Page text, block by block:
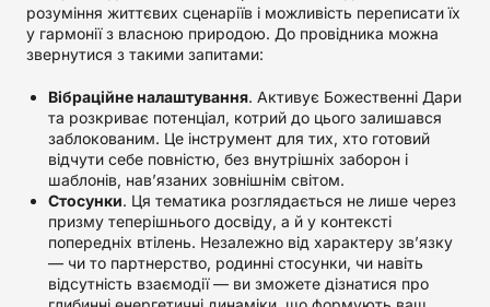
розуміння життєвих сценаріїв і можливість переписати їх
у гармонії з власною природою. До провідника можна
звернутися з такими запитами:
Вібраційне налаштування. Активує Божественні Дари
та розкриває потенціал, котрий до цього залишався
заблокованим. Це інструмент для тих, хто готовий
відчути себе повністю, без внутрішніх заборон і
шаблонів, нав’язаних зовнішнім світом.
Стосунки. Ця тематика розглядається не лише через
призму теперішнього досвіду, а й у контексті
попередніх втілень. Незалежно від характеру зв’язку
— чи то партнерство, родинні стосунки, чи навіть
відсутність взаємодії — ви зможете дізнатися про